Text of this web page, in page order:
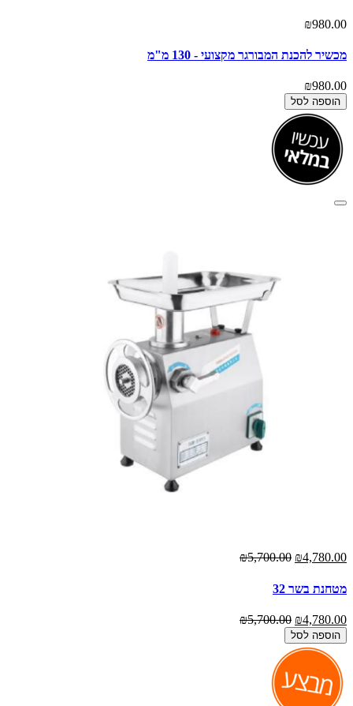
₪980.00
מכשיר להכנת המבורגר מקצועי - 130 מ"מ
₪980.00
הוספה לסל
₪4,780.00
₪5,700.00
מטחנת בשר 32
₪4,780.00
₪5,700.00
הוספה לסל